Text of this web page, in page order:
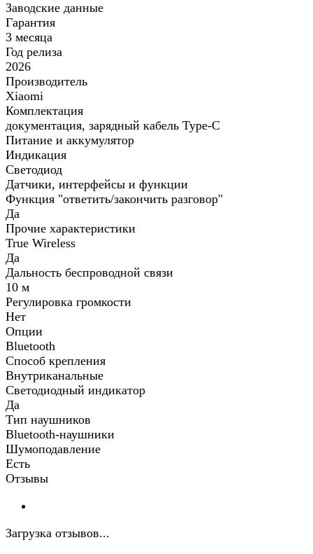
Заводские данные
Гарантия
3 месяца
Год релиза
2026
Производитель
Xiaomi
Комплектация
документация, зарядный кабель Type-С
Питание и аккумулятор
Индикация
Светодиод
Датчики, интерфейсы и функции
Функция "ответить/закончить разговор"
Да
Прочие характеристики
True Wireless
Да
Дальность беспроводной связи
10 м
Регулировка громкости
Нет
Опции
Bluetooth
Способ крепления
Внутриканальные
Светодиодный индикатор
Да
Тип наушников
Bluetooth-наушники
Шумоподавление
Есть
Отзывы
Загрузка отзывов...